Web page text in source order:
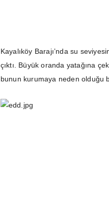
Kayalıköy Barajı’nda su
çıktı. Büyük oranda yatağına
bunun kurumaya neden olduğu